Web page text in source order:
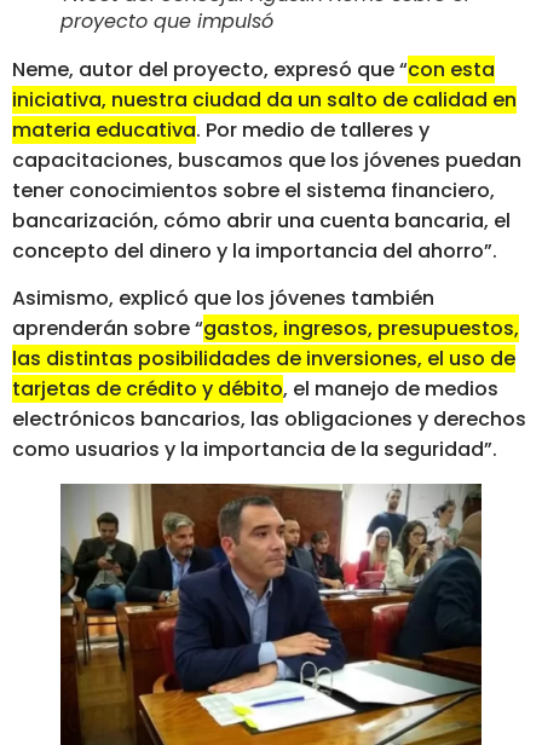
proyecto que impulsó
Neme, autor del proyecto, expresó que “con esta
iniciativa, nuestra ciudad da un salto de calidad en
materia educativa. Por medio de talleres y
capacitaciones, buscamos que los jóvenes puedan
tener conocimientos sobre el sistema financiero,
bancarización, cómo abrir una cuenta bancaria, el
concepto del dinero y la importancia del ahorro”.
Asimismo, explicó que los jóvenes también
aprenderán sobre “gastos, ingresos, presupuestos,
las distintas posibilidades de inversiones, el uso de
tarjetas de crédito y débito, el manejo de medios
electrónicos bancarios, las obligaciones y derechos
como usuarios y la importancia de la seguridad”.